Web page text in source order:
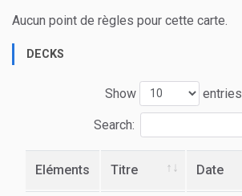
Aucun point de règles pour cette carte.
DECKS
Show entries
Search:
Eléments Titre Date